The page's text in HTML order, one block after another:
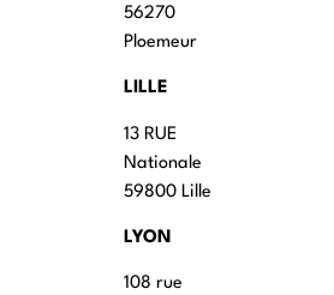
56270
Ploemeur
LILLE
13 RUE
Nationale
59800 Lille
LYON
108 rue